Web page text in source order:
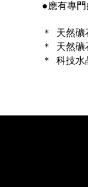
●應有專
＊ 天然礦
＊ 天然礦
＊ 科技水